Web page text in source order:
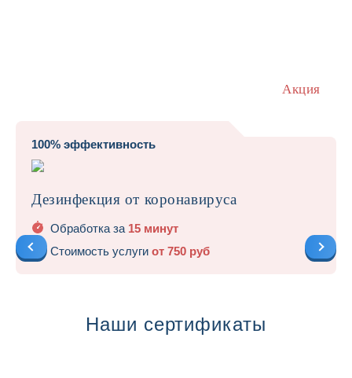
Акция
100% эффективность
Дезинфекция от коронавируса
Обработка за 15 минут
Стоимость услуги от 750 руб
Наши сертификаты